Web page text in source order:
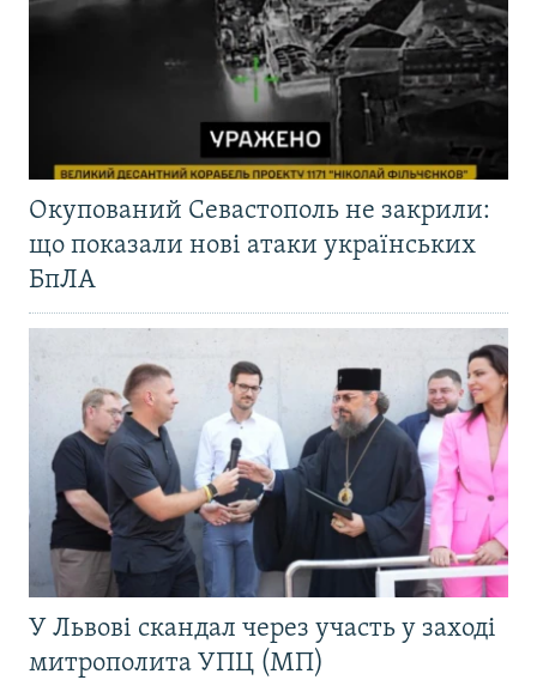
Окупований Севастополь не закрили:
що показали нові атаки українських
БпЛА
У Львові скандал через участь у заході
митрополита УПЦ (МП)